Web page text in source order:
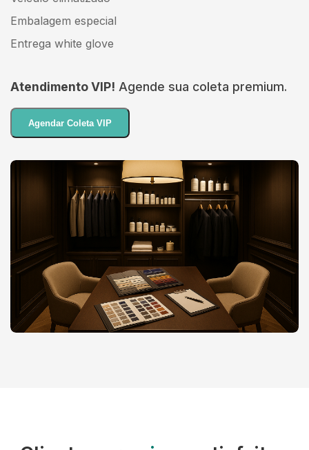
Embalagem especial
Entrega white glove
Atendimento VIP! Agende sua coleta premium.
Agendar Coleta VIP